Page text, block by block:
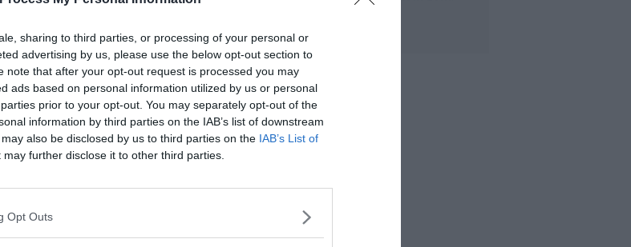
sharing to third parties, or processing of your personal or
advertising by us, please use the below opt-out section to
note that after your opt-out request is processed you may
ads based on personal information utilized by us or personal
prior to your opt-out. You may separately opt-out of the
information by third parties on the IAB’s list of downstream
also be disclosed by us to third parties on the IAB’s List of
may further disclose it to other third parties.
Opt Outs
che l’ospedale venga ulteriormente
Newsletter QUInews - ToscanaMedia.
di posta.
stadio